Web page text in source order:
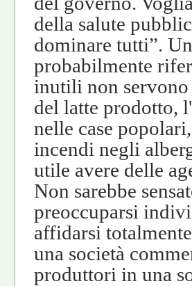
della salute
dominare tutti”.
probabilmente
inutili non servono
del latte prodotto,
nelle case
incendi negli
utile avere delle
Non sarebbe
preoccuparsi
affidarsi
una società
produttori in una